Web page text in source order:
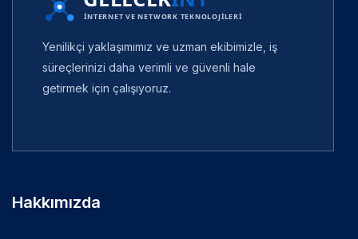
Yenilikçi yaklaşımımız ve uzman ekibimizle, iş
süreçlerinizi daha verimli ve güvenli hale
getirmek için çalışıyoruz.
Hakkımızda